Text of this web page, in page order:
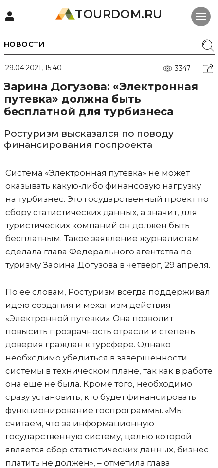
TOURDOM.RU
НОВОСТИ
29.04.2021, 15:40 3347
Зарина Догузова: «Электронная
путевка» должна быть
бесплатной для турбизнеса
Ростуризм высказался по поводу
финансирования госпроекта
Система «Электронная путевка» не может
оказывать какую-либо финансовую нагрузку
на турбизнес. Это государственный проект по
сбору статистических данных, а значит, для
туристических компаний он должен быть
бесплатным. Такое заявление журналистам
сделала глава Федерального агентства по
туризму Зарина Догузова в четверг, 29 апреля.
По ее словам, Ростуризм всегда поддерживал
идею создания и механизм действия
«Электронной путевки». Она позволит
повысить прозрачность отрасли и степень
доверия граждан к турсфере. Однако
необходимо убедиться в завершенности
системы в техническом плане, так как в работе
она еще не была. Кроме того, необходимо
сразу установить, кто будет финансировать
функционирование госпрограммы. «Мы
считаем, что за информационную
государственную систему, целью которой
является сбор статистических данных, бизнес
платить не должен», – отметила глава